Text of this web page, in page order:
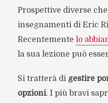
Prospettive diverse
insegnamenti di Eric
Recentemente lo
la sua lezione può
Si tratterà di gestire
opzioni. I più bravi